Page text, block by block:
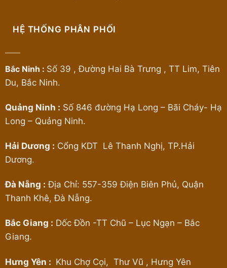
HỆ THỐNG PHÂN PHỐI
Bắc Ninh : Số 39 , Đường Hai Bà Trưng , TT Lim, Tiên
Du, Bắc Ninh.
Quảng Ninh : Số 846 đường Hạ Long – Bãi Cháy- Hạ
Long – Quảng Ninh.
Hải Dương : Cổng KDT Lê Thanh Nghị, TP.Hải
Dương.
Đà Nẵng : Địa Chỉ: 557-359 Điện Biên Phủ, Quận
Thanh Khê, Đà Nẵng.
Bắc Giang : Dốc Đồn -TT Chũ – Lục Ngạn – Bắc
Giang.
Hưng Yên : Khu Chợ Cọi, Thư Vũ , Hưng Yên